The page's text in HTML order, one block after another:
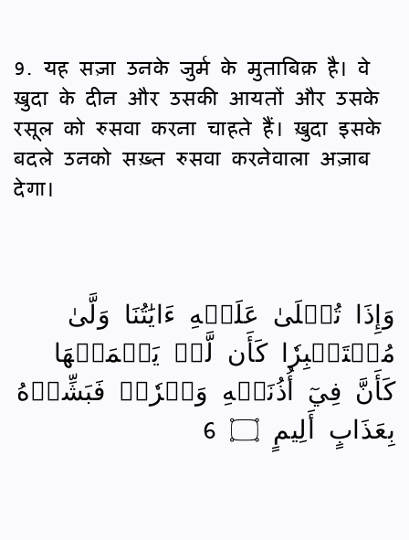
9. यह सज़ा उनके जुर्म के मुताबिक़ है। वे
ख़ुदा के दीन और उसकी आयतों और उसके
रसूल को रुसवा करना चाहते हैं। ख़ुदा इसके
बदले उनको सख़्त रुसवा करनेवाला अज़ाब
देगा।
وَإِذَا تُتۡلَىٰ عَلَيۡهِ ءَايَٰتُنَا وَلَّىٰ
مُسۡتَكۡبِرٗا كَأَن لَّمۡ يَسۡمَعۡهَا
كَأَنَّ فِيٓ أُذُنَيۡهِ وَقۡرٗاۖ فَبَشِّرۡهُ
بِعَذَابٍ أَلِيمٍ ۝ 6